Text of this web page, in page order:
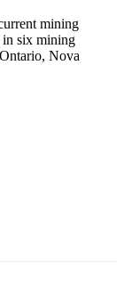
mining
in six mining
Nova